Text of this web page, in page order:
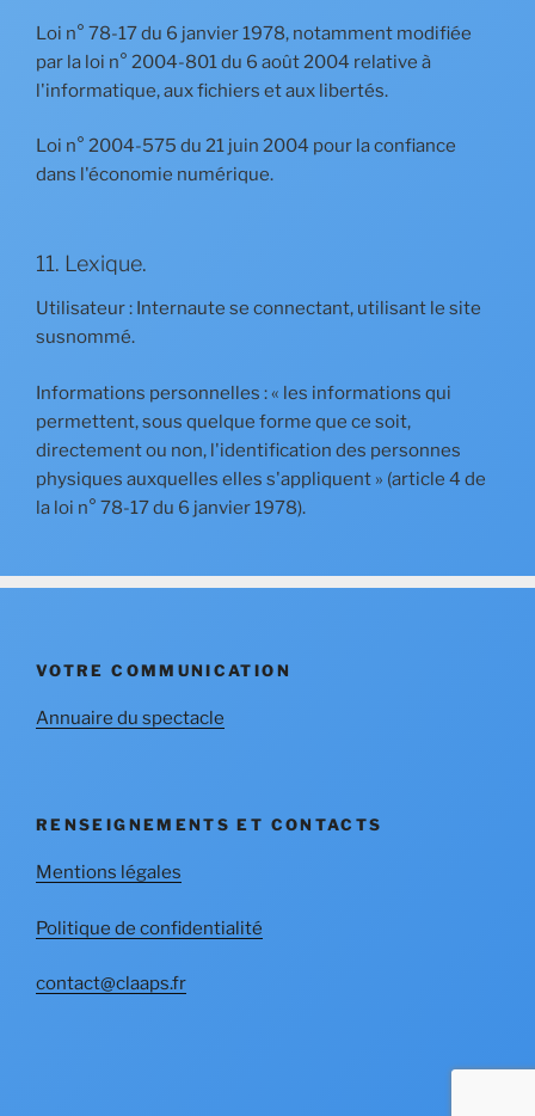
Loi n° 78-17 du 6 janvier 1978, notamment modifiée
par la loi n° 2004-801 du 6 août 2004 relative à
l'informatique, aux fichiers et aux libertés.
Loi n° 2004-575 du 21 juin 2004 pour la confiance
dans l'économie numérique.
11. Lexique.
Utilisateur : Internaute se connectant, utilisant le site
susnommé.
Informations personnelles : « les informations qui
permettent, sous quelque forme que ce soit,
directement ou non, l'identification des personnes
physiques auxquelles elles s'appliquent » (article 4 de
la loi n° 78-17 du 6 janvier 1978).
VOTRE COMMUNICATION
Annuaire du spectacle
RENSEIGNEMENTS ET CONTACTS
Mentions légales
Politique de confidentialité
contact@claaps.fr